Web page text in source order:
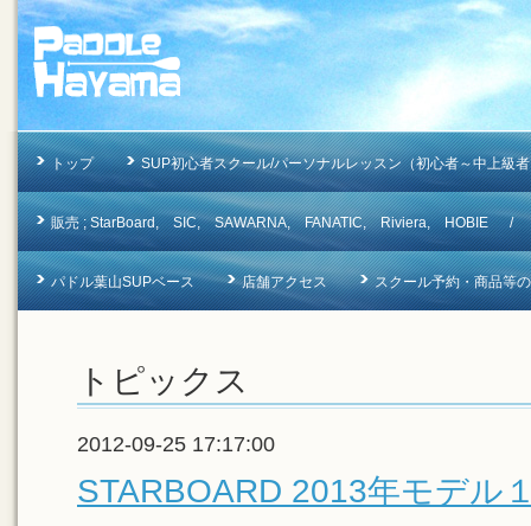
トップ SUP初心者スクール/パーソナルレッスン（初心者～中上級
販売 ; StarBoard, SIC, SAWARNA, FANATIC, Riviera, HOBIE /
パドル葉山SUPベース 店舗アクセス スクール予約・商品
トピックス
2012-09-25 17:17:00
STARBOARD 2013年モデル